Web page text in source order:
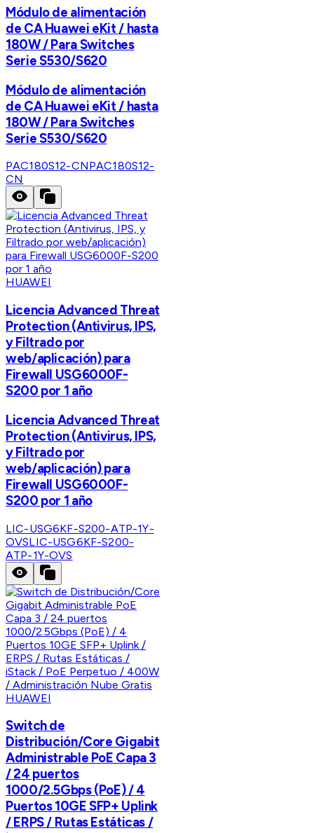
Módulo de alimentación
de CA Huawei eKit / hasta
180W / Para Switches
Serie S530/S620
Módulo de alimentación
de CA Huawei eKit / hasta
180W / Para Switches
Serie S530/S620
PAC180S12-CNPAC180S12-
CN
HUAWEI
Licencia Advanced Threat
Protection (Antivirus, IPS,
y Filtrado por
web/aplicación) para
Firewall USG6000F-
S200 por 1 año
Licencia Advanced Threat
Protection (Antivirus, IPS,
y Filtrado por
web/aplicación) para
Firewall USG6000F-
S200 por 1 año
LIC-USG6KF-S200-ATP-1Y-
OVSLIC-USG6KF-S200-
ATP-1Y-OVS
HUAWEI
Switch de
Distribución/Core Gigabit
Administrable PoE Capa 3
/ 24 puertos
1000/2.5Gbps (PoE) / 4
Puertos 10GE SFP+ Uplink
/ ERPS / Rutas Estáticas /